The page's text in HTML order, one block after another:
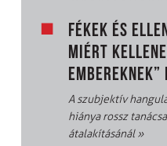
FÉKEK ÉS
MIÉRT
EMBEREKNEK”
A szubjektív
hiánya rossz
átalakításánál»